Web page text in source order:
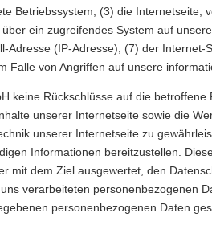
Betriebssystem, (3) die Internetseite,
ein zugreifendes System auf
(IP-Adresse), (7) der Internet-
von Angriffen auf unsere
keine Rückschlüsse auf die
unserer Internetseite sowie die
unserer Internetseite zu
Informationen bereitzustellen.
mit dem Ziel ausgewertet, den
verarbeiteten personenbezogenen
personenbezogenen Daten